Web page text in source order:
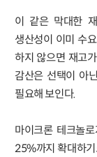
이 같은 막대한
생산성이 이미 수
하지 않으면 재고
감산은 선택이 아
필요해 보인다.
마이크론 테크놀
25%까지 확대하기